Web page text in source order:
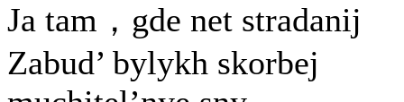
Ja tam，gde net stradanij
Zabud’ bylykh skorbej